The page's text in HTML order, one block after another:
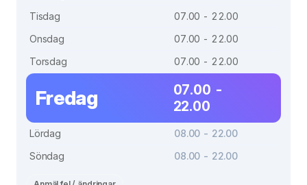
Tisdag
07.00 - 22.00
Onsdag
07.00 - 22.00
Torsdag
07.00 - 22.00
Fredag
07.00 -
22.00
Lördag
08.00 - 22.00
Söndag
08.00 - 22.00